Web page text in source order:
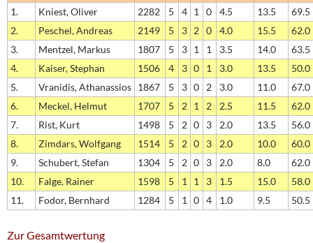
1.
Kniest, Oliver 2282 5 4 1 0 4.5 13.5
69.5
2.
Peschel, Andreas 2149 5 3 2 0 4.0 15.5
62.0
3.
Mentzel, Markus 1807 5 3 1 1 3.5 14.0
63.5
4.
Kaiser, Stephan 1506 4 3 0 1 3.0 13.5
50.0
5.
Vranidis, Athanassios 1867 5 3 0 2 3.0 11.0
67.0
6.
Meckel, Helmut 1707 5 2 1 2 2.5 11.5
62.0
7.
Rist, Kurt 1498 5 2 0 3 2.0 13.5
56.0
8.
Zimdars, Wolfgang 1514 5 2 0 3 2.0 10.0
60.0
9.
Schubert, Stefan 1304 5 2 0 3 2.0 8.0
62.0
10.
Falge, Rainer 1598 5 1 1 3 1.5 15.0
58.0
11.
Fodor, Bernhard 1284 5 1 0 4 1.0 9.5 50.5
Zur Gesamtwertung